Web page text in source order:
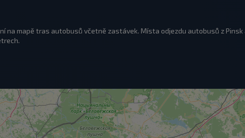
na mapě tras autobusů včetně zastávek. Místa odjezdu autobusů z Pinsk